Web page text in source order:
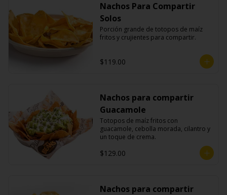
Nachos Para Compartir
Solos
Porción grande de totopos de maíz
fritos y crujientes para compartir.
$119.00
Nachos para compartir
Guacamole
Totopos de maíz fritos con
guacamole, cebolla morada, cilantro y
un toque de crema.
$129.00
Nachos para compartir